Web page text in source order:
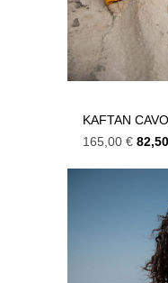
KAFTAN
165,00 € 82,50